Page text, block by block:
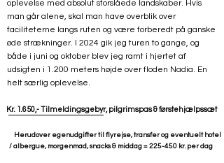
oplevelse med absolut storslåede landskaber. Hvis
man går alene, skal man have overblik over
faciliteterne langs ruten og være forberedt på ganske
øde strækninger. I 2024 gik jeg turen to gange, og
både i juni og oktober blev jeg ramt i hjertet af
udsigten i 1.200 meters højde over floden Nadia. En
helt særlig oplevelse.
Kr. 1.650,-​Tilmeldingsgebyr, pilgrimspas & førstehjælpssæt
Herudover egenudgifter til flyrejse, transfer og eventuelt hotel
/ albergue, morgenmad, snacks & middag = 225-450 kr. per dag